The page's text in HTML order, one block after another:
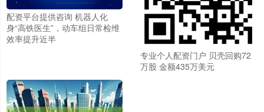
配资平台提供咨询 机器人化
身“高铁医生”，动车组日常检维
效率提升近半
专业个人配资门户 贝壳回购72
万股 金额435万美元